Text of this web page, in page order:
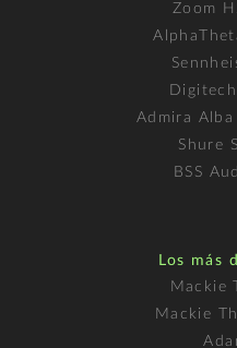
Zoom
Admira
Shure
BSS
Los más
Mackie
Mackie